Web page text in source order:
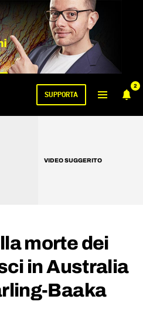
2
SUPPORTA
VIDEO SUGGERITO
morte dei
in Australia
Baaka